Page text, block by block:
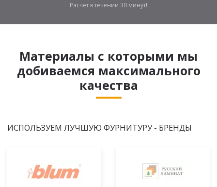
Расчет в течении 30 минут!
Материалы с которыми мы
добиваемся максимального
качества
ИСПОЛЬЗУЕМ ЛУЧШУЮ ФУРНИТУРУ - БРЕНДЫ